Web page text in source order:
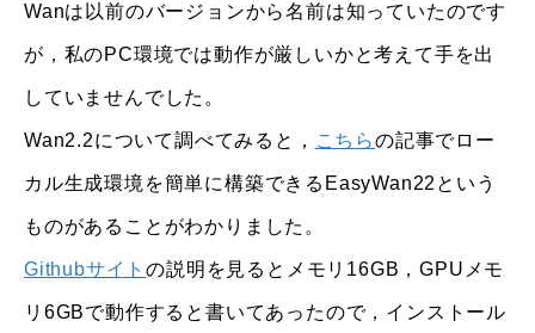
Wanは以前のバージョンから名前は知っていたのです
が，私のPC環境では動作が厳しいかと考えて手を出
していませんでした。
Wan2.2について調べてみると， こちらの記事でロー
カル生成環境を簡単に構築できるEasyWan22という
ものがあることがわかりました。
Githubサイトの説明を見るとメモリ16GB，GPUメモ
リ6GBで動作すると書いてあったので，インストール